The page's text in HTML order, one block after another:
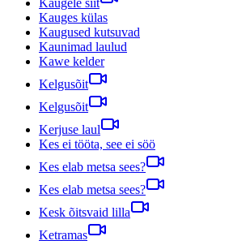
Kauges külas
Kaugused kutsuvad
Kaunimad laulud
Kawe kelder
Kelgusõit
Kelgusõit
Kerjuse laul
Kes ei tööta, see ei söö
Kes elab metsa sees?
Kes elab metsa sees?
Kesk õitsvaid lilla
Ketramas